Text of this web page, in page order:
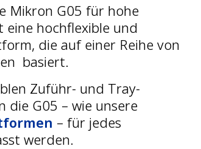
Mikron G05 für hohe
hochflexible und
die auf einer Reihe von
basiert.
Zuführ- und Tray-
die G05 – wie unsere
– für jedes
werden.